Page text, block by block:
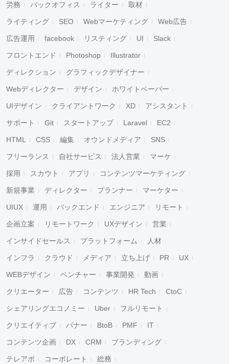
労務 バックオフィス ライター 取材
ライティング SEO Webマーケティング Web広告
広告運用 facebook リスティング UI Slack
フロントエンド Photoshop Illustrator
ディレクション グラフィックデザイナー
Webディレクター デザイン ホワイトペーパー
UIデザイン クライアントワーク XD アシスタント
サポート Git スタートアップ Laravel EC2
HTML CSS 編集 オウンドメディア SNS
フリーランス 自社サービス 法人営業 マーケ
採用 スカウト アプリ コンテンツマーケティング
新規事業 ディレクター プランナー マーケター
UIUX 運用 バックエンド エンジニア リモート
企画立案 リモートワーク UXデザイン 営業
インサイドセールス プラットフォーム 人材
インフラ クラウド メディア 立ち上げ PR UX
WEBデザイン ベンチャー 事業開発 動画
クリエーター 広告 コンテンツ HR Tech CtoC
シェアリングエコノミー Uber フルリモート
クリエイティブ バナー BtoB PMF IT
コンテンツ企画 DX CRM ブランディング
テレアポ コーポレート 総務